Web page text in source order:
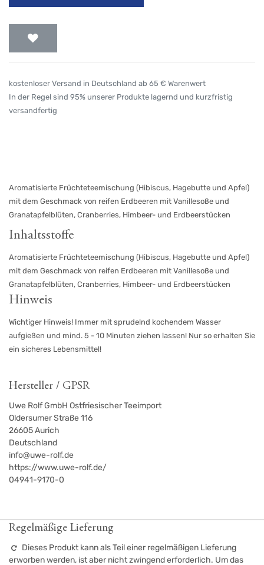
kostenloser Versand in Deutschland ab 65 € Warenwert
In der Regel sind 95% unserer Produkte lagernd und kurzfristig
versandfertig
Aromatisierte Früchteteemischung (Hibiscus, Hagebutte und Apfel)
mit dem Geschmack von reifen Erdbeeren mit Vanillesoße und
Granatapfelblüten, Cranberries, Himbeer- und Erdbeerstücken
Inhaltsstoffe
Aromatisierte Früchteteemischung (Hibiscus, Hagebutte und Apfel)
mit dem Geschmack von reifen Erdbeeren mit Vanillesoße und
Granatapfelblüten, Cranberries, Himbeer- und Erdbeerstücken
Hinweis
Wichtiger Hinweis! Immer mit sprudelnd kochendem Wasser
aufgießen und mind. 5 - 10 Minuten ziehen lassen! Nur so erhalten Sie
ein sicheres Lebensmittel!
Hersteller / GPSR
Uwe Rolf GmbH Ostfriesischer Teeimport
Oldersumer Straße 116
26605Aurich
Deutschland
info@uwe-rolf.de
https://www.uwe-rolf.de/
04941-9170-0
Regelmäßige Lieferung
Dieses Produkt kann als Teil einer regelmäßigen Lieferung
erworben werden, ist aber nicht zwingend erforderlich. Um das